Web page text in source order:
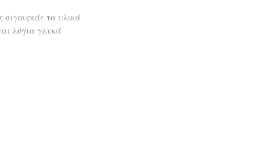
σιγουριάς τα υλικά
λόγια γλυκά